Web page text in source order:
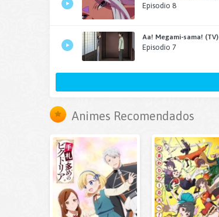
Episodio 8
Aa! Megami-sama! (TV)
Episodio 7
Animes Recomendados